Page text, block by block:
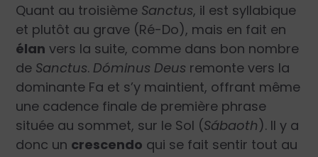
Quant au troisième Sanctus, il est syllabique
et plutôt au grave (Ré-Do), mais en fait en
élan vers la suite, comme dans bon nombre
de Sanctus. Dóminus Deus remonte vers la
dominante Fa et s’y maintient, offrant même
une cadence finale de première phrase
située au sommet, sur le Sol (Sábaoth). Il y a
donc un crescendo qui se fait sentir tout au